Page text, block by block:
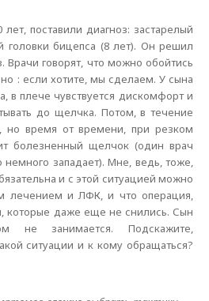
поставили диагноз: застарелый
головки бицепса (8 лет). Он решил
Врачи говорят, что можно обойтись
: если хотите, мы сделаем. У сына
в плече чувствуется дискомфорт и
до щелчка. Потом, в течение
но время от времени, при резком
болезненный щелчок (один врач
немного западает). Мне, ведь, тоже,
и с этой ситуацией можно
лечением и ЛФК, и что операция,
которые даже еще не снились. Сын
не занимается. Подскажите,
ситуации и к кому обращаться?